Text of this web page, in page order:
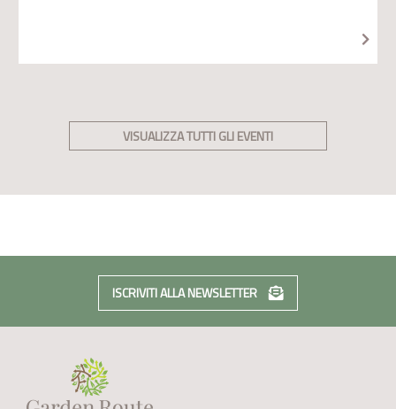
VISUALIZZA TUTTI GLI EVENTI
ISCRIVITI ALLA NEWSLETTER